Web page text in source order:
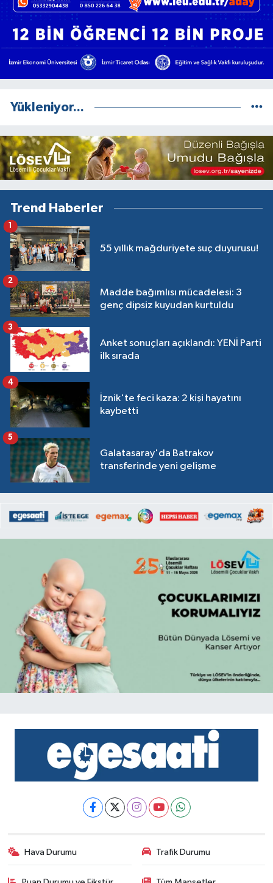
Yükleniyor...
Trend Haberler
55 yıllık mağduriyete suç duyurusu!
1
Madde bağımlısı mücadelesi: 3
genç dipsiz kuyudan kurtuldu
2
Anket sonuçları açıklandı: YENİ Parti
ilk sırada
3
İznik'te feci kaza: 2 kişi hayatını
kaybetti
4
Galatasaray'da Batrakov
transferinde yeni gelişme
5
Hava Durumu Trafik Durumu